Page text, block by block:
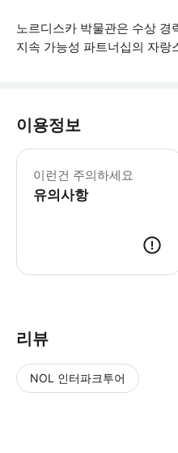
노르디스카 박물관은 수상 경
지속 가능성 파트너십의 자랑
이용정보
이런건 주의하세요
유의사항
리뷰
NOL 인터파크투어